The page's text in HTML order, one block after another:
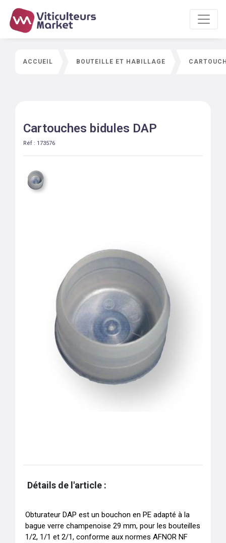
ACCUEIL BOUTEILLE ET HABILLAGE
Cartouches bidules DAP
Réf : 173576
Détails de l'article :
Obturateur DAP est un bouchon en PE adapté à la
bague verre champenoise 29 mm, pour les bouteilles
1/2, 1/1 et 2/1, conforme aux normes AFNOR NF